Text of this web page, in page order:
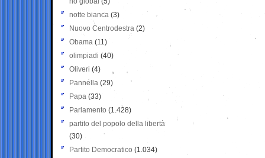
notte bianca (3)
Nuovo Centrodestra (2)
Obama (11)
olimpiadi (40)
Oliveri (4)
Pannella (29)
Papa (33)
Parlamento (1.428)
partito del popolo della libertà
(30)
Partito Democratico (1.034)